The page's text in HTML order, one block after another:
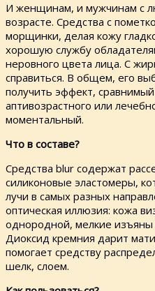
И женщинам, и мужчинам с
возрасте. Средства с
морщинки, делая кожу
хорошую службу
неровного цвета лица. С
справиться. В общем, его
получить эффект,
аптивозрастного или
моментальный.
Что в составе?
Средства blur содержат
силиконовые эластомеры,
лучи в самых разных
оптическая иллюзия: кожа
однородной, мелкие изъяны
Диоксид кремния дарит
помогает средству
шелк, слоем.